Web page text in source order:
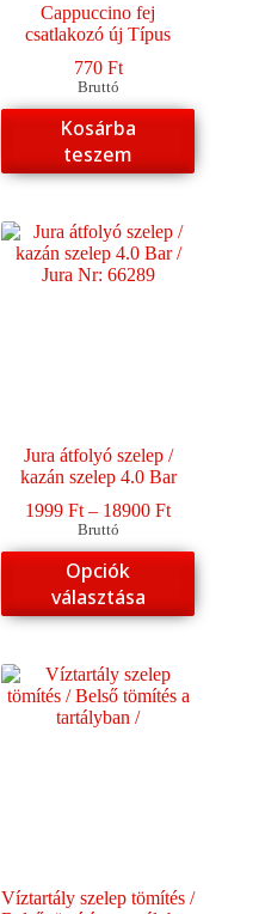
Cappuccino fej
csatlakozó új Típus
770 Ft
Bruttó
Kosárba
teszem
Jura átfolyó szelep /
kazán szelep 4.0 Bar
1999Ft – 18900Ft
-
Bruttó
Opciók
választása
Ennek
a
terméknek
több
van.
A
változatok
a
Víztartály szelep tömítés /